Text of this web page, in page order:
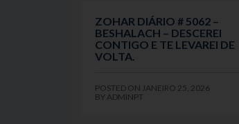
ZOHAR DIÁRIO # 5062 –
BESHALACH – DESCEREI
CONTIGO E TE LEVAREI DE
VOLTA.
POSTED ON JANEIRO 25, 2026
BY ADMINPT